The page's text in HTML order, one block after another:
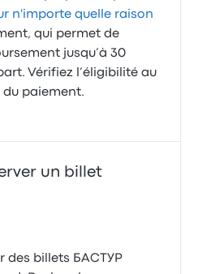
n'importe quelle raison
qui permet de
jusqu’à 30
Vérifiez l’éligibilité au
paiement.
un billet
des billets БАСТУР